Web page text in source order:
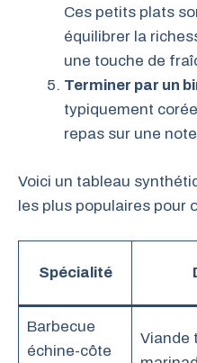
Ces petits plats
équilibrer la
une touche de
Terminer par un
typiquement
repas sur une
Voici un tableau
les plus populaires pour
Spécialité
Barbecue
échine-côte
Viande